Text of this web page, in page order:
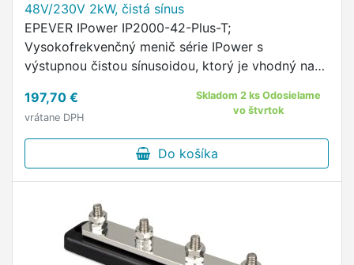
48V/230V 2kW, čistá sínus
EPEVER IPower IP2000-42-Plus-T;
Vysokofrekvenčný menič série IPower s
výstupnou čistou sínusoidou, ktorý je vhodný na
televízia, LED osvetlenie a podobne. …
197,70 €
vrátane DPH
Skladom 2 ks Odosielame
vo štvrtok
Do košíka